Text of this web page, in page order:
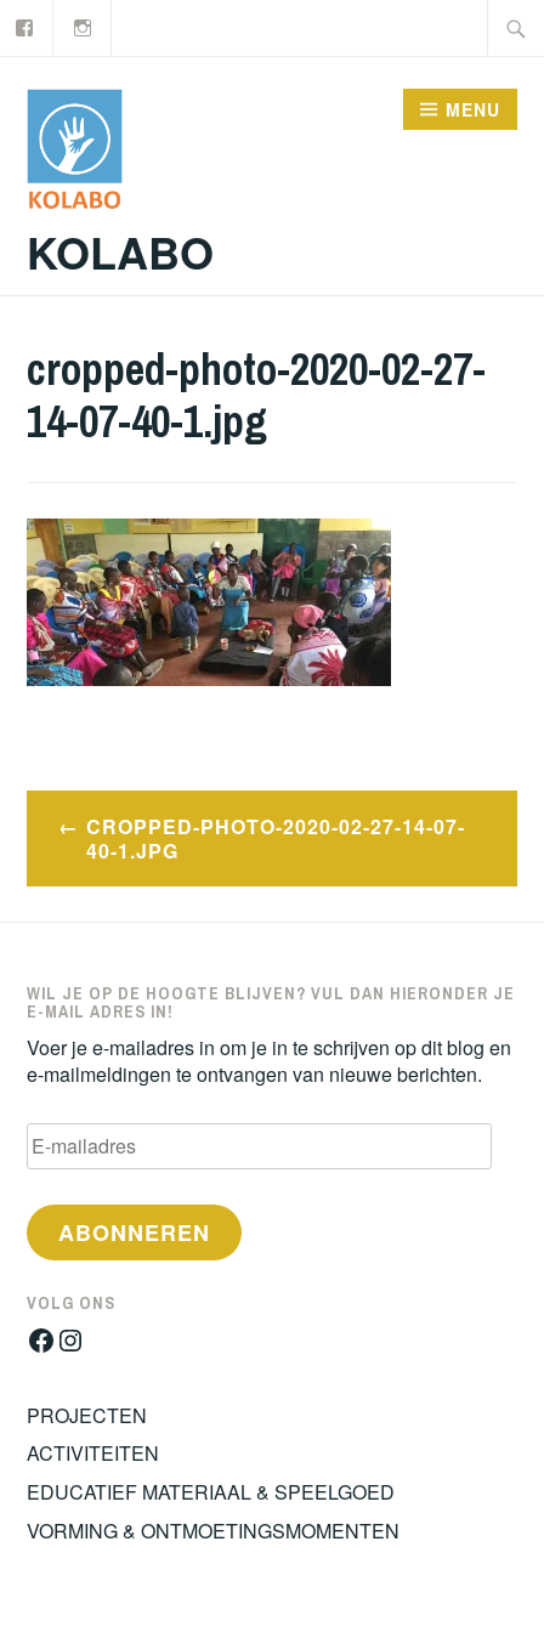
Doorgaan
inhoud
KOLABO
MENU
cropped-photo-2020-02-27-
14-07-40-1.jpg
Bericht
navigatie
CROPPED-PHOTO-2020-02-27-14-07-
40-1.JPG
WIL JE OP DE HOOGTE BLIJVEN? VUL DAN HIERONDER JE
E-MAIL ADRES IN!
Voer je e-mailadres in om je in te schrijven op dit blog en
e-mailmeldingen te ontvangen van nieuwe berichten.
E-
mailadres
ABONNEREN
VOLG ONS
Facebook
Instagram
PROJECTEN
ACTIVITEITEN
EDUCATIEF MATERIAAL & SPEELGOED
VORMING & ONTMOETINGSMOMENTEN